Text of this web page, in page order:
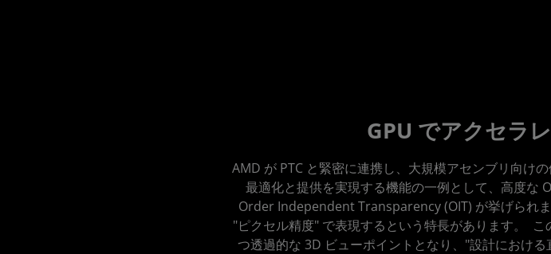
GPU でアクセラ
AMD が PTC と緊密に連携し、大規模アセンブリ向け
最適化と提供を実現する機能の一例として、高度な
Order Independent Transparency (OIT) が挙げられ
"ピクセル精度" で表現するという特長があります。
つ透過的な 3D ビューポイントとなり、"設計におけ